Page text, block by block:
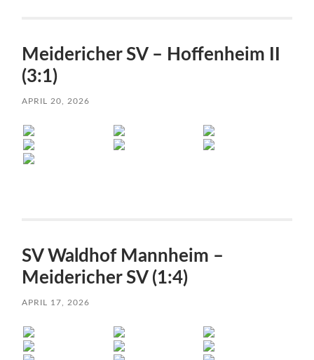
Meidericher SV – Hoffenheim II
(3:1)
APRIL 20, 2026
SV Waldhof Mannheim –
Meidericher SV (1:4)
APRIL 17, 2026